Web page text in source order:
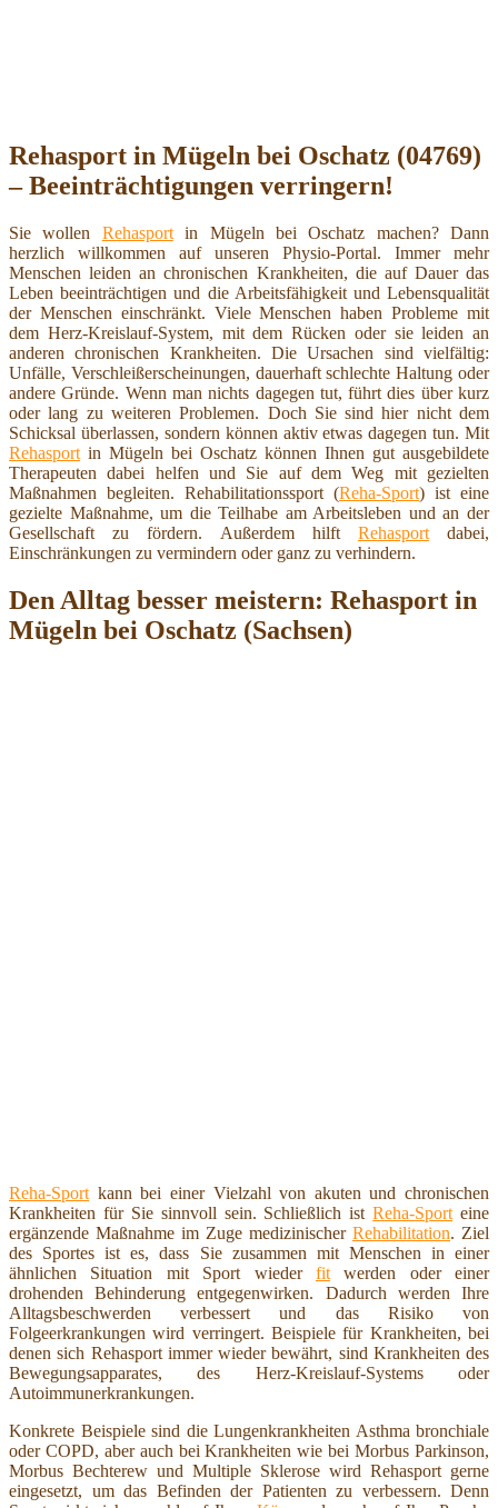
Rehasport in Mügeln bei Oschatz (04769)
– Beeinträchtigungen verringern!
Sie wollen Rehasportin Mügeln bei Oschatz machen? Dann
herzlich willkommen auf unseren Physio-Portal. Immer mehr
Menschen leiden an chronischen Krankheiten, die auf Dauer das
Leben beeinträchtigen und die Arbeitsfähigkeit und Lebensqualität
der Menschen einschränkt. Viele Menschen haben Probleme mit
dem Herz-Kreislauf-System, mit dem Rücken oder sie leiden an
anderen chronischen Krankheiten. Die Ursachen sind vielfältig:
Unfälle, Verschleißerscheinungen, dauerhaft schlechte Haltung oder
andere Gründe. Wenn man nichts dagegen tut, führt dies über kurz
oder lang zu weiteren Problemen. Doch Sie sind hier nicht dem
Schicksal überlassen, sondern können aktiv etwas dagegen tun. Mit
Rehasport in Mügeln bei Oschatz können Ihnen gut ausgebildete
Therapeuten dabei helfen und Sie auf dem Weg mit gezielten
Maßnahmen begleiten. Rehabilitationssport (Reha-Sport) ist eine
gezielte Maßnahme, um die Teilhabe am Arbeitsleben und an der
Gesellschaft zu fördern. Außerdem hilft Rehasportdabei,
Einschränkungen zu vermindern oder ganz zu verhindern.
Den Alltag besser meistern: Rehasport in
Mügeln bei Oschatz (Sachsen)
Reha-Sport kann bei einer Vielzahl von akuten und chronischen
Krankheiten für Sie sinnvoll sein. Schließlich istReha-Sport eine
ergänzende Maßnahme im Zuge medizinischer Rehabilitation. Ziel
des Sportes ist es, dass Sie zusammen mit Menschen in einer
ähnlichen Situation mit Sport wieder fitwerden oder einer
drohenden Behinderung entgegenwirken. Dadurch werden Ihre
Alltagsbeschwerden verbessert und das Risiko von
Folgeerkrankungen wird verringert. Beispiele für Krankheiten, bei
denen sich Rehasport immer wieder bewährt, sind Krankheiten des
Bewegungsapparates, des Herz-Kreislauf-Systems oder
Autoimmunerkrankungen.
Konkrete Beispiele sind die Lungenkrankheiten Asthma bronchiale
oder COPD, aber auch bei Krankheiten wie bei Morbus Parkinson,
Morbus Bechterew und Multiple Sklerose wird Rehasport gerne
eingesetzt, um das Befinden der Patienten zu verbessern. Denn